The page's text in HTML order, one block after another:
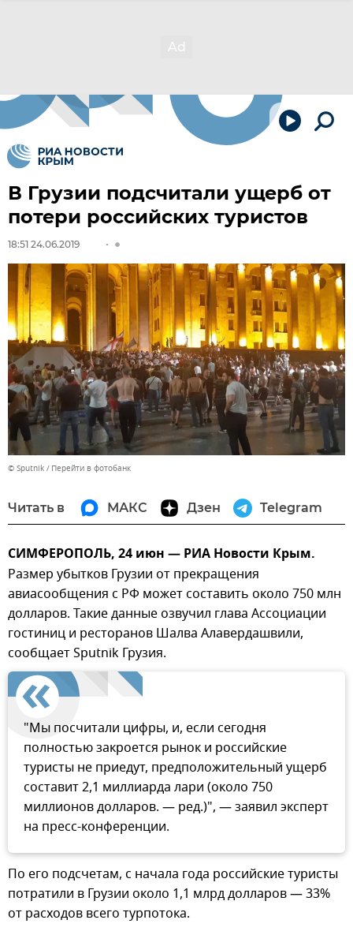
В Грузии подсчитали ущерб от
потери российских туристов
18:51 24.06.2019
© Sputnik Перейти в фотобанк
Читать в МАКС Дзен Telegram
СИМФЕРОПОЛЬ, 24 июн — РИА Новости Крым.
Размер убытков Грузии от прекращения
авиасообщения с РФ может составить около 750 млн
долларов. Такие данные озвучил глава Ассоциации
гостиниц и ресторанов Шалва Алавердашвили,
сообщает Sputnik Грузия.
"Мы посчитали цифры, и, если сегодня
полностью закроется рынок и российские
туристы не приедут, предположительный ущерб
составит 2,1 миллиарда лари (около 750
миллионов долларов. — ред.)", — заявил эксперт
на пресс-конференции.
По его подсчетам, с начала года российские туристы
потратили в Грузии около 1,1 млрд долларов — 33%
от расходов всего турпотока.